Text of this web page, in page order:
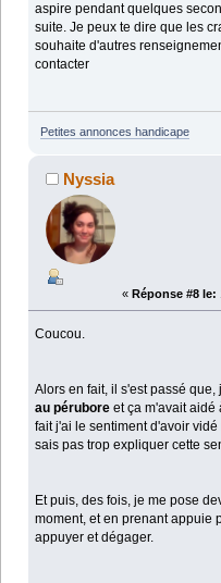
aspire pendant quelques
suite. Je peux te dire que les
souhaite d'autres
contacter
Petites annonces handicape
Nyssia
« Réponse #8 le:
Coucou.
Alors en fait, il s'est passé
au pérubore et ça m'avait aidé
fait j'ai le sentiment d'avoir
sais pas trop expliquer cette
Et puis, des fois, je me pose
moment, et en prenant appuie
appuyer et dégager.